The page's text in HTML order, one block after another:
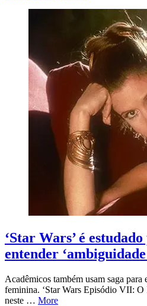
‘Star Wars’ é
entender
Acadêmicos também usam saga para
feminina. ‘Star Wars Episódio VII: O
neste … More